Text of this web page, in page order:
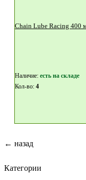
Chain Lube Racing 400
Наличие: eсть на складе
Кол-во: 4
← назад
Категории